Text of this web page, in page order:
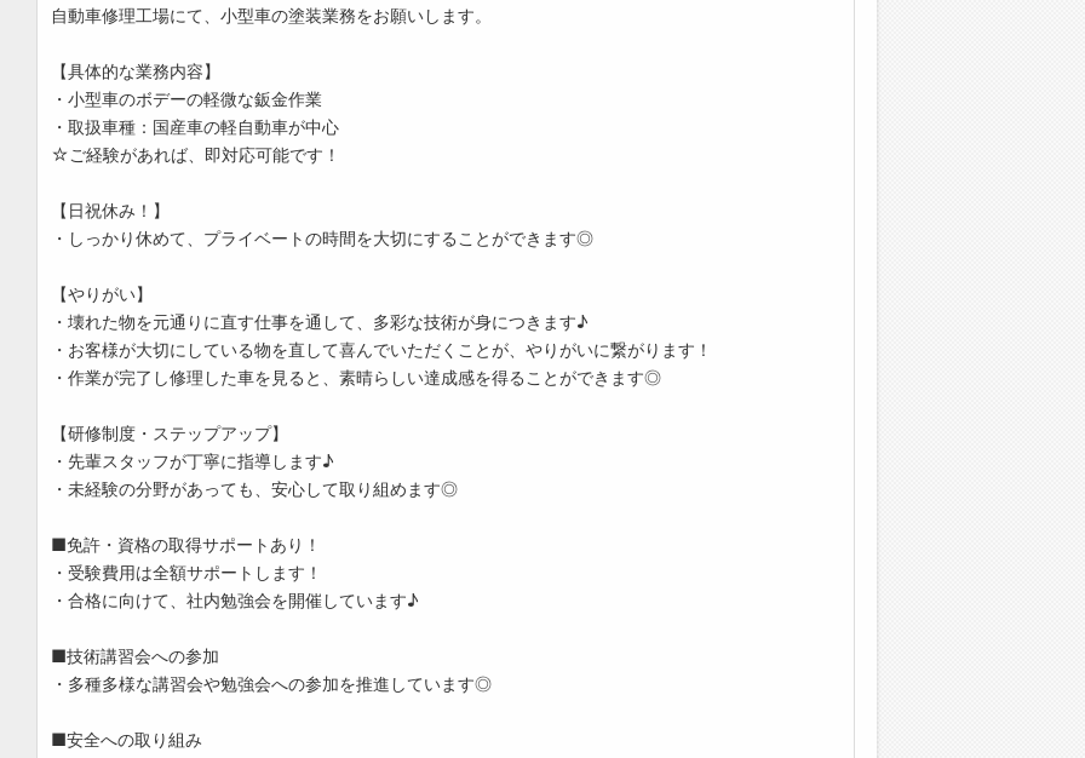
自動車修理工場にて、小型車の塗装業務をお願いします。
【具体的な業務内容】
・小型車のボデーの軽微な鈑金作業
・取扱車種：国産車の軽自動車が中心
☆ご経験があれば、即対応可能です！
【日祝休み！】
・しっかり休めて、プライベートの時間を大切にすることができます◎
【やりがい】
・壊れた物を元通りに直す仕事を通して、多彩な技術が身につきます♪
・お客様が大切にしている物を直して喜んでいただくことが、やりがいに繋がります！
・作業が完了し修理した車を見ると、素晴らしい達成感を得ることができます◎
【研修制度・ステップアップ】
・先輩スタッフが丁寧に指導します♪
・未経験の分野があっても、安心して取り組めます◎
■免許・資格の取得サポートあり！
・受験費用は全額サポートします！
・合格に向けて、社内勉強会を開催しています♪
■技術講習会への参加
・多種多様な講習会や勉強会への参加を推進しています◎
■安全への取り組み